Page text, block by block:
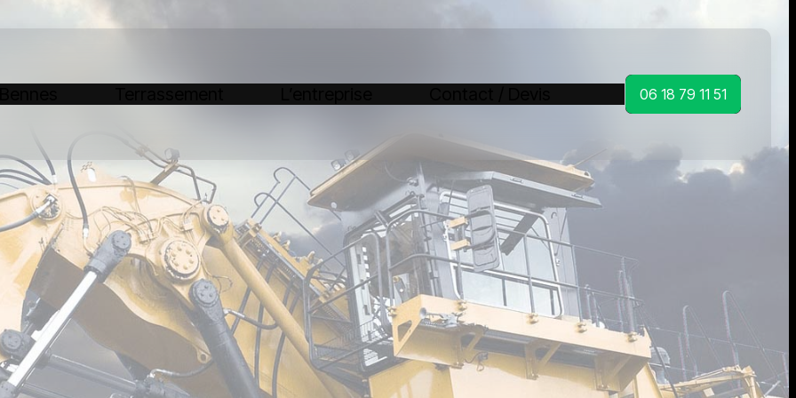
06 18 79 11 51